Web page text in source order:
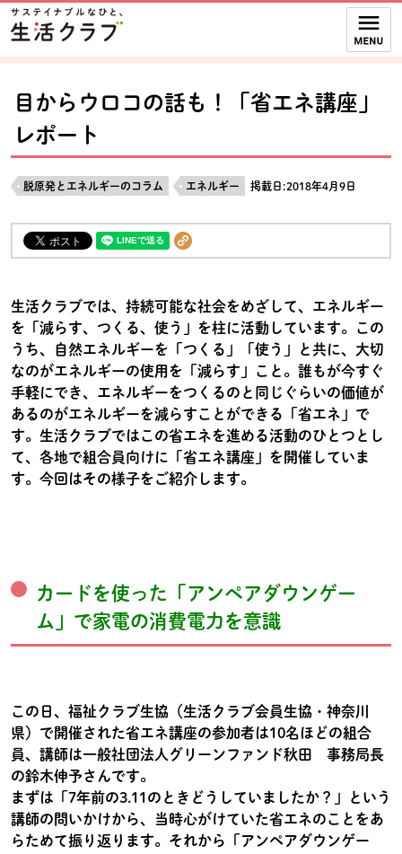
ページの先頭です。
本文へジャンプする。
ここからサイト内共通メニューです。
サイト内共通メニューをスキップする
サイト内共通メニューここまで。
目からウロコの話も！「省エネ講座」
レポート
脱原発とエネルギーのコラム エネルギー 掲載日:2018年4月9日
生活クラブでは、持続可能な社会をめざして、エネルギー
を「減らす、つくる、使う」を柱に活動しています。この
うち、自然エネルギーを「つくる」「使う」と共に、大切
なのがエネルギーの使用を「減らす」こと。誰もが今すぐ
手軽にでき、エネルギーをつくるのと同じぐらいの価値が
あるのがエネルギーを減らすことができる「省エネ」で
す。生活クラブではこの省エネを進める活動のひとつとし
て、各地で組合員向けに「省エネ講座」を開催していま
す。今回はその様子をご紹介します。
カードを使った「アンペアダウンゲー
ム」で家電の消費電力を意識
この日、福祉クラブ生協（生活クラブ会員生協・神奈川
県）で開催された省エネ講座の参加者は10名ほどの組合
員、講師は一般社団法人グリーンファンド秋田 事務局長
の鈴木伸予さんです。
まずは「7年前の3.11のときどうしていましたか？」という
講師の問いかけから、当時心がけていた省エネのことをあ
らためて振り返ります。それから「アンペアダウンゲー